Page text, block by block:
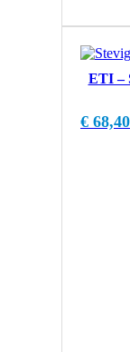
ETI –
€ 68,40